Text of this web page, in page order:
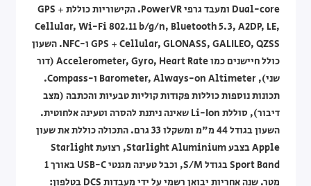
Dual-core ומעבד גרפי PowerVR. הקישוריות כוללת GPS +
Cellular, Wi-Fi 802.11 b/g/n, Bluetooth 5.3, A2DP, LE,
GPS + Cellular, GLONASS, GALILEO, QZSS ו-NFC. השעון
כולל חיישנים כמו Accelerometer, Gyro, Heart Rate (דור
שני), Barometer, Always-on Altimeter ו-Compass.
תכונות נוספות כוללות פקודות קוליות טבעיות והכתבה (מצב
דיבור), סוללת Li-Ion שאינה ניתנת להסרה וטעינה אלחוטית.
השעון בגודל 44 מ"מ ומשקלו 33 גרם. התכולה כוללת את שעון
Apple בצבע Starlight Aluminium, רצועת Starlight
Sport Band בגודל S/M, וכבל טעינה מגנטי USB-C באורך 1
מטר. שנה אחריות יבואן רשמי על ידי מעבדות DCS בטלפון: